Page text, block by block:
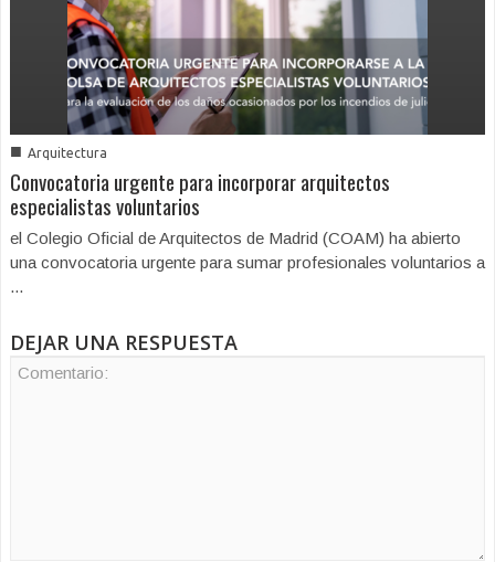
■ Arquitectura
Convocatoria urgente para incorporar arquitectos
especialistas voluntarios
el Colegio Oficial de Arquitectos de Madrid (COAM) ha abierto
una convocatoria urgente para sumar profesionales voluntarios a
...
DEJAR UNA RESPUESTA